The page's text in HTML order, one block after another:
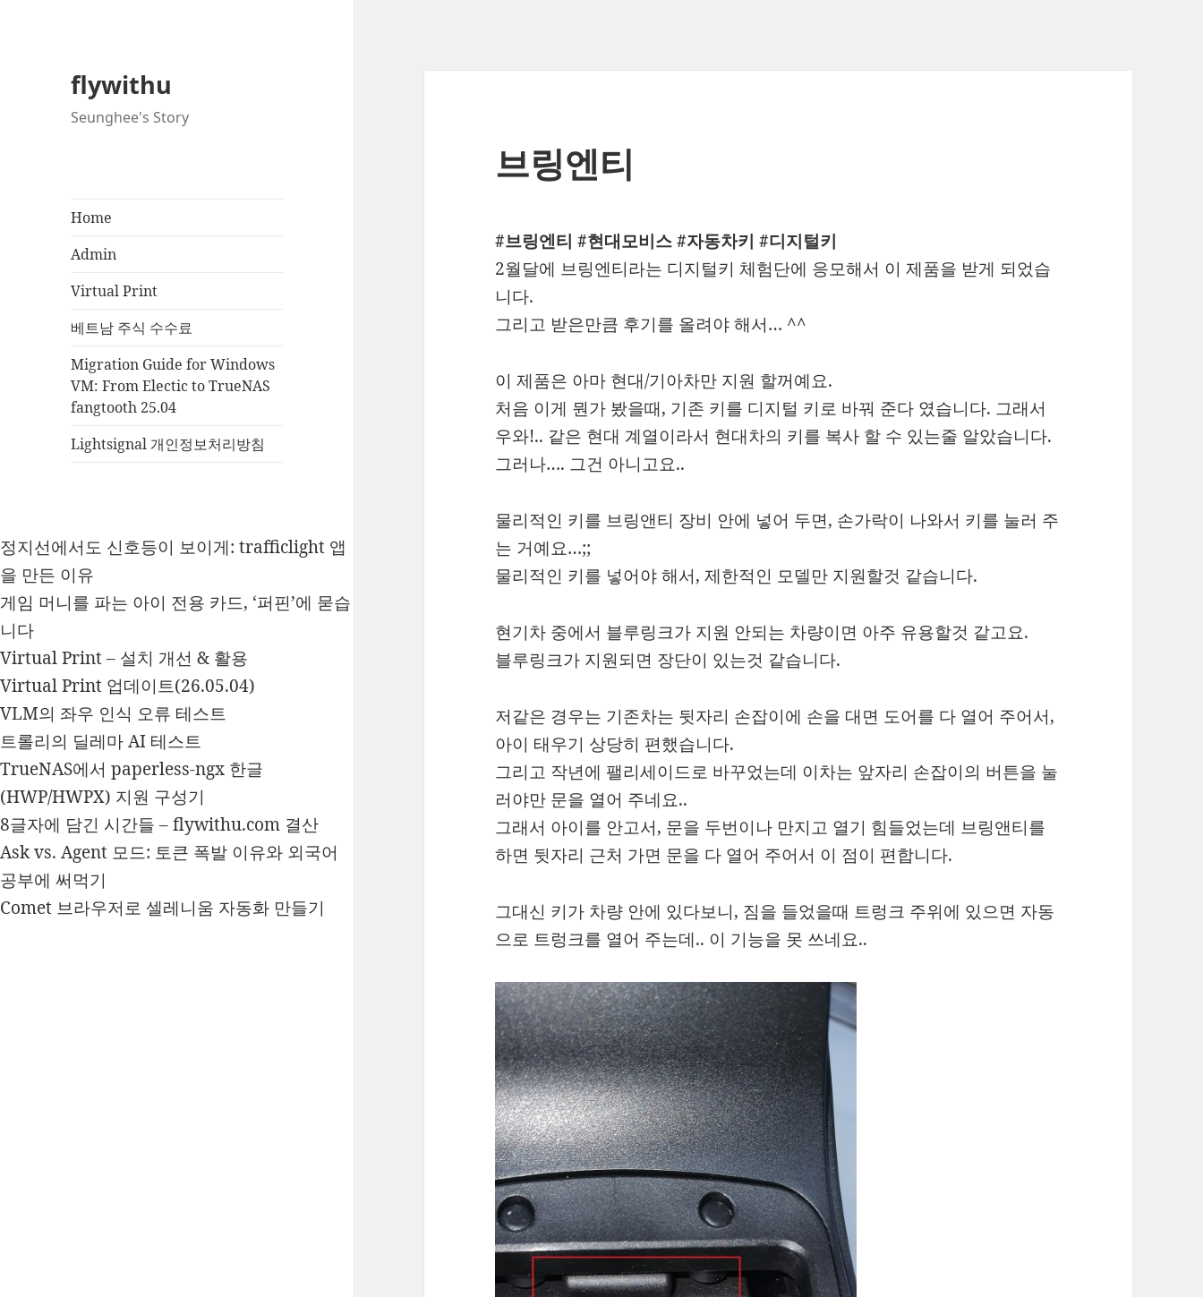
flywithu
Seunghee's Story
Home
Admin
Virtual Print
베트남 주식 수수료
Migration Guide for Windows
VM: From Electic to TrueNAS
fangtooth 25.04
Lightsignal 개인정보처리방침
정지선에서도 신호등이 보이게: trafficlight 앱
을 만든 이유
게임 머니를 파는 아이 전용 카드, ‘퍼핀’에 묻습
니다
Virtual Print – 설치 개선 & 활용
Virtual Print 업데이트(26.05.04)
VLM의 좌우 인식 오류 테스트
트롤리의 딜레마 AI 테스트
TrueNAS에서 paperless-ngx 한글
(HWP/HWPX) 지원 구성기
8글자에 담긴 시간들 – flywithu.com 결산
Ask vs. Agent 모드: 토큰 폭발 이유와 외국어
공부에 써먹기
Comet 브라우저로 셀레니움 자동화 만들기
브링엔티
#브링엔티 #현대모비스 #자동차키 #디지털키
2월달에 브링엔티라는 디지털키 체험단에 응모해서 이 제품을 받게 되었습
니다.
그리고 받은만큼 후기를 올려야 해서… ^^
이 제품은 아마 현대/기아차만 지원 할꺼예요.
처음 이게 뭔가 봤을때, 기존 키를 디지털 키로 바꿔 준다 였습니다. 그래서
우와!.. 같은 현대 계열이라서 현대차의 키를 복사 할 수 있는줄 알았습니다.
그러나…. 그건 아니고요..
물리적인 키를 브링앤티 장비 안에 넣어 두면, 손가락이 나와서 키를 눌러 주
는 거예요…;;
물리적인 키를 넣어야 해서, 제한적인 모델만 지원할것 같습니다.
현기차 중에서 블루링크가 지원 안되는 차량이면 아주 유용할것 같고요.
블루링크가 지원되면 장단이 있는것 같습니다.
저같은 경우는 기존차는 뒷자리 손잡이에 손을 대면 도어를 다 열어 주어서,
아이 태우기 상당히 편했습니다.
그리고 작년에 팰리세이드로 바꾸었는데 이차는 앞자리 손잡이의 버튼을 눌
러야만 문을 열어 주네요..
그래서 아이를 안고서, 문을 두번이나 만지고 열기 힘들었는데 브링앤티를
하면 뒷자리 근처 가면 문을 다 열어 주어서 이 점이 편합니다.
그대신 키가 차량 안에 있다보니, 짐을 들었을때 트렁크 주위에 있으면 자동
으로 트렁크를 열어 주는데.. 이 기능을 못 쓰네요..